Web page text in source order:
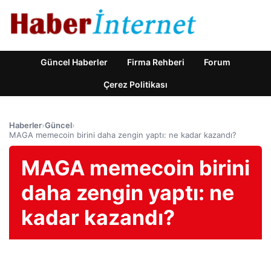
Güncel Haberler Firma Rehberi Forum
Çerez Politikası
Haberler›Güncel›
MAGA memecoin birini daha zengin yaptı: ne kadar kazandı?
MAGA memecoin birini
daha zengin yaptı: ne
kadar kazandı?